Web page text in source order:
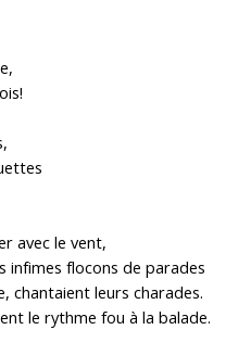
avec le vent,
infimes flocons de parades
chantaient leurs charades.
le rythme fou à la balade.